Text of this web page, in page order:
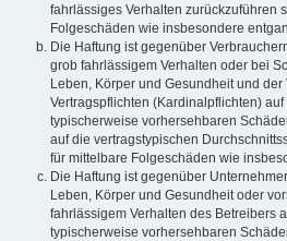
fahrlässiges Verhalten zurückzuführen
Folgeschäden wie insbesondere
Die Haftung ist gegenüber
grob fahrlässigem Verhalten oder bei
Leben, Körper und Gesundheit und
Vertragspflichten (Kardinalpflichten)
typischerweise vorhersehbaren
auf die vertragstypischen
für mittelbare Folgeschäden wie
Die Haftung ist gegenüber
Leben, Körper und Gesundheit oder
fahrlässigem Verhalten des Betreibers
typischerweise vorhersehbaren